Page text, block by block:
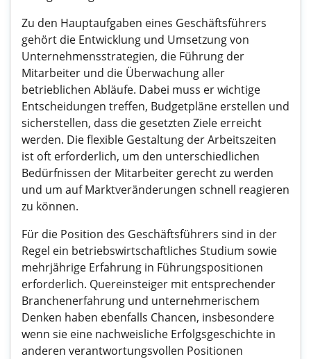
Zu den Hauptaufgaben eines Geschäftsführers
gehört die Entwicklung und Umsetzung von
Unternehmensstrategien, die Führung der
Mitarbeiter und die Überwachung aller
betrieblichen Abläufe. Dabei muss er wichtige
Entscheidungen treffen, Budgetpläne erstellen und
sicherstellen, dass die gesetzten Ziele erreicht
werden. Die flexible Gestaltung der Arbeitszeiten
ist oft erforderlich, um den unterschiedlichen
Bedürfnissen der Mitarbeiter gerecht zu werden
und um auf Marktveränderungen schnell reagieren
zu können.
Für die Position des Geschäftsführers sind in der
Regel ein betriebswirtschaftliches Studium sowie
mehrjährige Erfahrung in Führungspositionen
erforderlich. Quereinsteiger mit entsprechender
Branchenerfahrung und unternehmerischem
Denken haben ebenfalls Chancen, insbesondere
wenn sie eine nachweisliche Erfolgsgeschichte in
anderen verantwortungsvollen Positionen